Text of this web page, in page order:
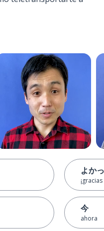
よか
今
ahora